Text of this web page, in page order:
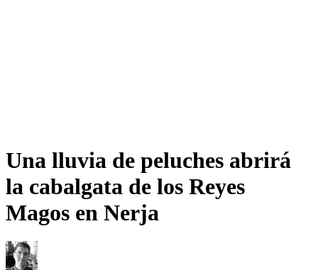
Una lluvia de peluches abrirá
la cabalgata de los Reyes
Magos en Nerja